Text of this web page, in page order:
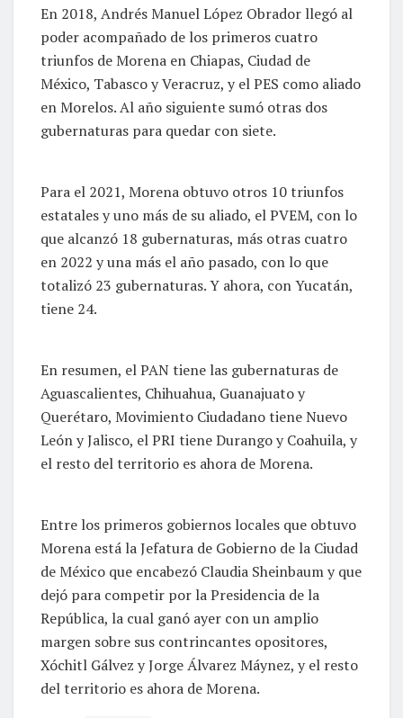
En 2018, Andrés Manuel López Obrador llegó al
poder acompañado de los primeros cuatro
triunfos de Morena en Chiapas, Ciudad de
México, Tabasco y Veracruz, y el PES como aliado
en Morelos. Al año siguiente sumó otras dos
gubernaturas para quedar con siete.
Para el 2021, Morena obtuvo otros 10 triunfos
estatales y uno más de su aliado, el PVEM, con lo
que alcanzó 18 gubernaturas, más otras cuatro
en 2022 y una más el año pasado, con lo que
totalizó 23 gubernaturas. Y ahora, con Yucatán,
tiene 24.
En resumen, el PAN tiene las gubernaturas de
Aguascalientes, Chihuahua, Guanajuato y
Querétaro, Movimiento Ciudadano tiene Nuevo
León y Jalisco, el PRI tiene Durango y Coahuila, y
el resto del territorio es ahora de Morena.
Entre los primeros gobiernos locales que obtuvo
Morena está la Jefatura de Gobierno de la Ciudad
de México que encabezó Claudia Sheinbaum y que
dejó para competir por la Presidencia de la
República, la cual ganó ayer con un amplio
margen sobre sus contrincantes opositores,
Xóchitl Gálvez y Jorge Álvarez Máynez, y el resto
del territorio es ahora de Morena.